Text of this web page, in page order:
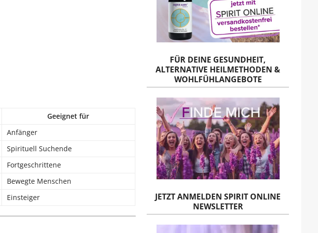
Geeignet für
Anfänger
Spirituell Suchende
Fortgeschrittene
Bewegte Menschen
Einsteiger
FÜR DEINE GESUNDHEIT,
ALTERNATIVE HEILMETHODEN &
WOHLFÜHLANGEBOTE
JETZT ANMELDEN SPIRIT ONLINE
NEWSLETTER